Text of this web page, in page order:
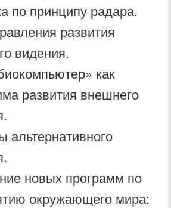
по принципу радара.
развития
видения.
как
развития внешнего
альтернативного
новых программ по
окружающего мира: